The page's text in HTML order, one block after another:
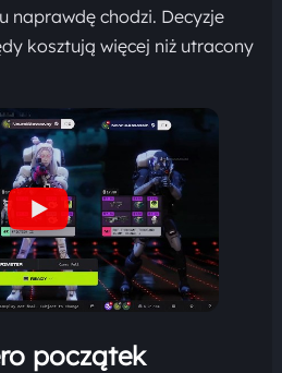
naprawdę chodzi. Decyzje
kosztują więcej niż utracony
początek